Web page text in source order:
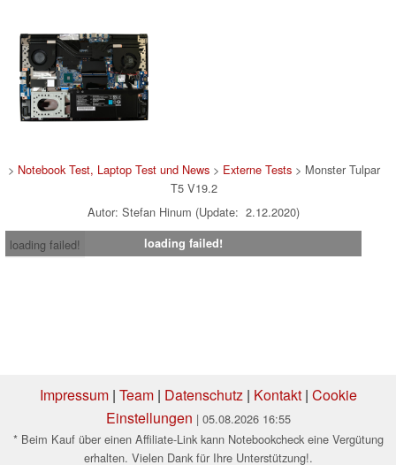
> Notebook Test, Laptop Test und News> Externe Tests> Monster Tulpar
T5 V19.2
Autor: Stefan Hinum (Update: 2.12.2020)
loading failed!
loading failed!
Impressum| Team| Datenschutz | Kontakt| Cookie
Einstellungen | 05.08.2026 16:55
* Beim Kauf über einen Affiliate-Link kann Notebookcheck eine Vergütung
erhalten. Vielen Dank für Ihre Unterstützung!.